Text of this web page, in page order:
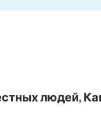
хорошим
доходов
жертву
не
людей,